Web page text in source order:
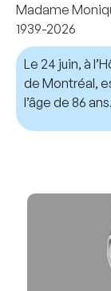
Madame
1939-2026
Le 24 juin, à
de Montréal,
l’âge de 86 ans.